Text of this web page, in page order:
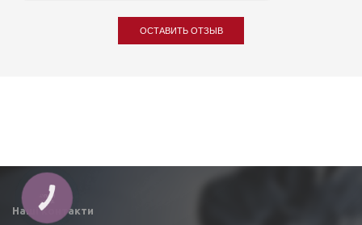
ОСТАВИТЬ ОТЗЫВ
Наші контакти